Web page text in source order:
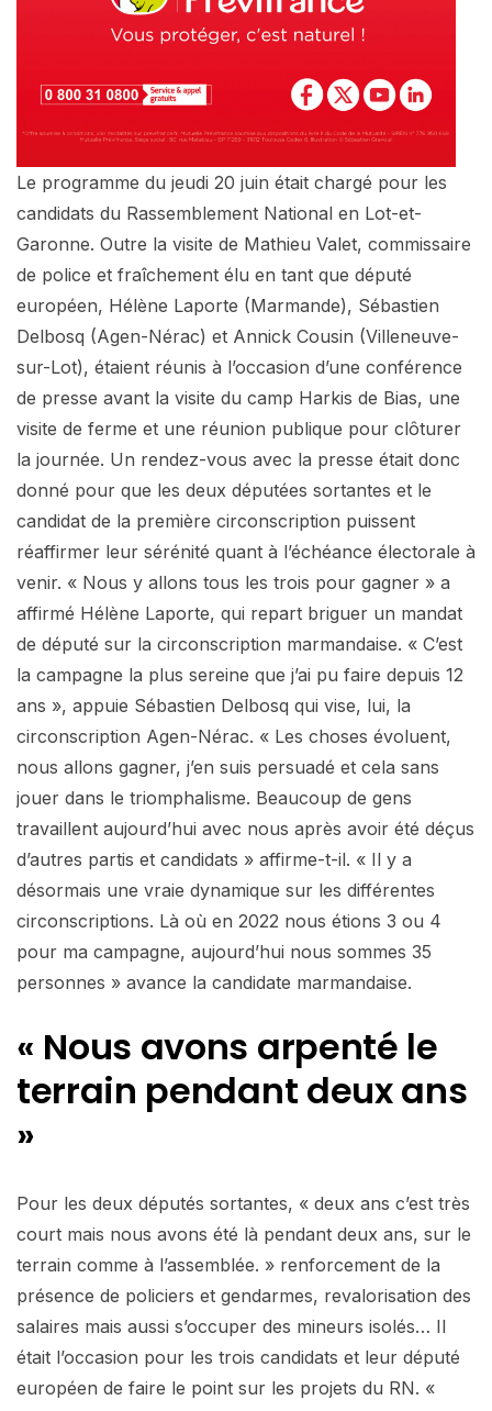
Le programme du jeudi 20 juin était chargé pour les
candidats du Rassemblement National en Lot-et-
Garonne. Outre la visite de Mathieu Valet, commissaire
de police et fraîchement élu en tant que député
européen, Hélène Laporte (Marmande), Sébastien
Delbosq (Agen-Nérac) et Annick Cousin (Villeneuve-
sur-Lot), étaient réunis à l’occasion d’une conférence
de presse avant la visite du camp Harkis de Bias, une
visite de ferme et une réunion publique pour clôturer
la journée. Un rendez-vous avec la presse était donc
donné pour que les deux députées sortantes et le
candidat de la première circonscription puissent
réaffirmer leur sérénité quant à l’échéance électorale à
venir. « Nous y allons tous les trois pour gagner » a
affirmé Hélène Laporte, qui repart briguer un mandat
de député sur la circonscription marmandaise. « C’est
la campagne la plus sereine que j’ai pu faire depuis 12
ans », appuie Sébastien Delbosq qui vise, lui, la
circonscription Agen-Nérac. « Les choses évoluent,
nous allons gagner, j’en suis persuadé et cela sans
jouer dans le triomphalisme. Beaucoup de gens
travaillent aujourd’hui avec nous après avoir été déçus
d’autres partis et candidats » affirme-t-il. « Il y a
désormais une vraie dynamique sur les différentes
circonscriptions. Là où en 2022 nous étions 3 ou 4
pour ma campagne, aujourd’hui nous sommes 35
personnes » avance la candidate marmandaise.
« Nous avons arpenté le
terrain pendant deux ans
»
Pour les deux députés sortantes, « deux ans c’est très
court mais nous avons été là pendant deux ans, sur le
terrain comme à l’assemblée. » renforcement de la
présence de policiers et gendarmes, revalorisation des
salaires mais aussi s’occuper des mineurs isolés… Il
était l’occasion pour les trois candidats et leur député
européen de faire le point sur les projets du RN. «